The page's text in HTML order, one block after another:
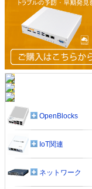
OpenBlocks
IoT関連
ネットワーク